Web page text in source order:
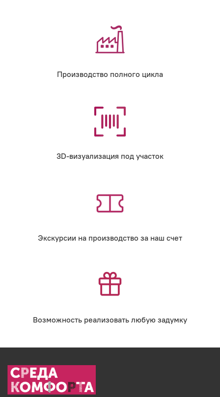
Производство полного цикла
3D-визуализация под участок
Экскурсии на производство за наш счет
Возможность реализовать любую задумку